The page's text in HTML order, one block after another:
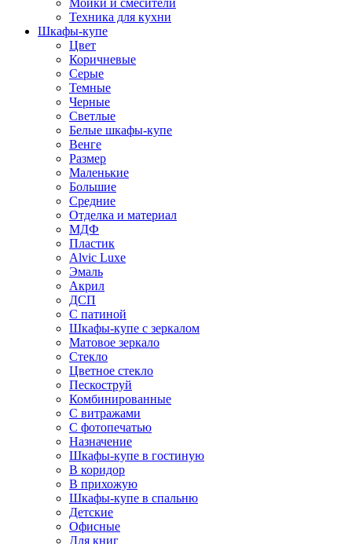
Мойки и смесители
Техника для кухни
Шкафы-купе
Цвет
Коричневые
Серые
Темные
Черные
Светлые
Белые шкафы-купе
Венге
Размер
Маленькие
Большие
Средние
Отделка и материал
МДФ
Пластик
Alvic Luxe
Эмаль
Акрил
ДСП
С патиной
Шкафы-купе с зеркалом
Матовое зеркало
Стекло
Цветное стекло
Пескоструй
Комбинированные
С витражами
С фотопечатью
Назначение
Шкафы-купе в гостиную
В коридор
В прихожую
Шкафы-купе в спальню
Детские
Офисные
Для книг